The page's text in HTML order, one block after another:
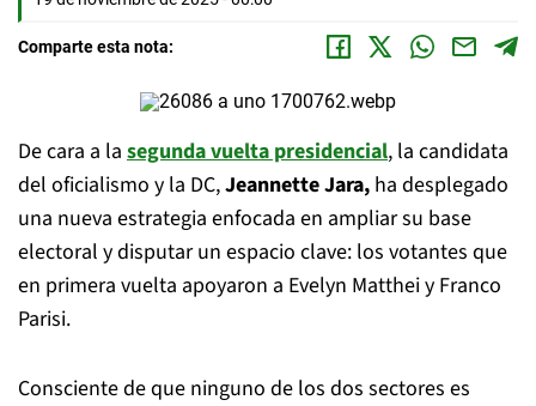
Comparte esta nota:
De cara a la segunda vuelta presidencial, la candidata
del oficialismo y la DC,Jeannette Jara, ha desplegado
una nueva estrategia enfocada en ampliar su base
electoral y disputar un espacio clave: los votantes que
en primera vuelta apoyaron a Evelyn Matthei y Franco
Parisi.
Consciente de que ninguno de los dos sectores es